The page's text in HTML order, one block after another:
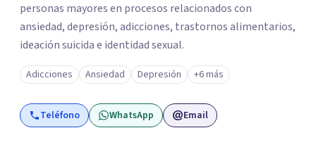
personas mayores en procesos relacionados con
ansiedad, depresión, adicciones, trastornos alimentarios,
ideación suicida e identidad sexual.
Adicciones Ansiedad Depresión +6 más
Teléfono WhatsApp Email